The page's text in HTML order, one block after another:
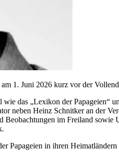
1. Juni 2026 kurz vor der
das „Lexikon der Papageien“
neben Heinz Schnitker an der
im Freiland
Papageien in ihren